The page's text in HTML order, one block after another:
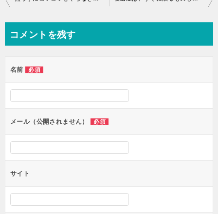
ビ
ー
シ
ン
コメントを残す
名前 必須
メール（公開されません） 必須
サイト